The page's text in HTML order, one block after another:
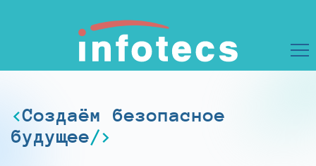
Создаём безопасное
будущее